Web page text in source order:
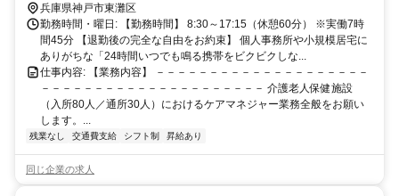
駅」から六甲ライナー乗車で約9分 阪神「魚崎駅」から六甲ライナー
乗車で約6分 ※「三ノ宮駅」や「大阪駅」からも30〜40分圏内で、毎
日の通勤もラクラクです！
兵庫県神戸市東灘区
勤務時間・曜日: 【勤務時間】 8:30～17:15（休憩60分） ※実働7時
間45分 【退勤後の完全な自由をお約束】 個人事務所や小規模居宅に
ありがちな「24時間いつでも鳴る携帯をビクビクしな...
仕事内容: 【業務内容】 －－－－－－－－－－－－－－－－－－－－
－－－－－－－－－－－－－－－－－－－－－ 介護老人保健施設
（入所80人／通所30人）におけるケアマネジャー業務全般をお願い
します。...
残業なし 交通費支給 シフト制 昇給あり
同じ企業の求人